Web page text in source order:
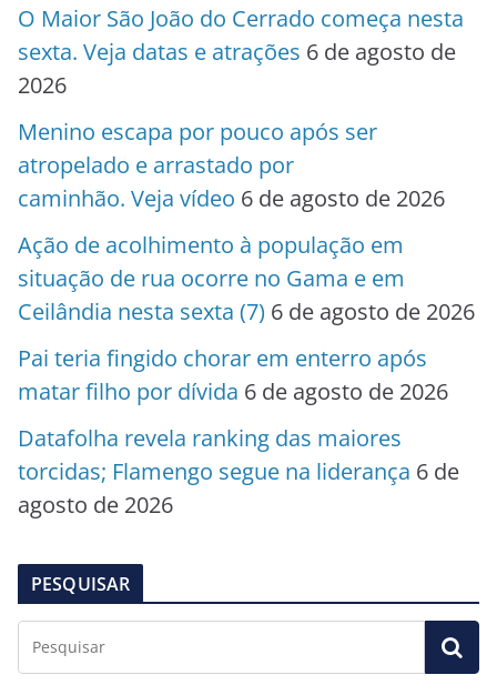
O Maior São João do Cerrado começa nesta
sexta. Veja datas e atrações 6 de agosto de
2026
Menino escapa por pouco após ser
atropelado e arrastado por
caminhão. Veja vídeo 6 de agosto de 2026
Ação de acolhimento à população em
situação de rua ocorre no Gama e em
Ceilândia nesta sexta (7) 6 de agosto de 2026
Pai teria fingido chorar em enterro após
matar filho por dívida 6 de agosto de 2026
Datafolha revela ranking das maiores
torcidas; Flamengo segue na liderança 6 de
agosto de 2026
PESQUISAR